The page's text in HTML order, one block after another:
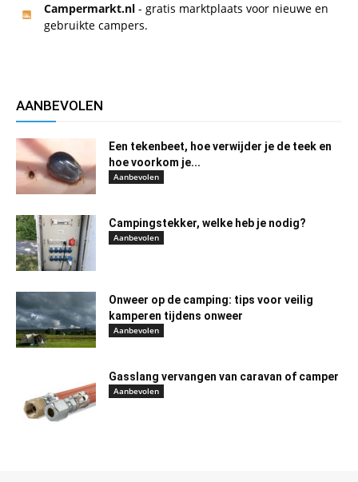
Campermarkt.nl - gratis marktplaats voor nieuwe en
gebruikte campers.
AANBEVOLEN
Een tekenbeet, hoe verwijder je de teek en
hoe voorkom je...
Aanbevolen
Campingstekker, welke heb je nodig?
Aanbevolen
Onweer op de camping: tips voor veilig
kamperen tijdens onweer
Aanbevolen
Gasslang vervangen van caravan of camper
Aanbevolen